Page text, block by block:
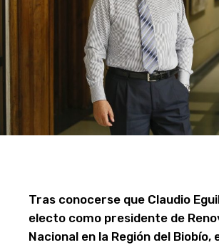
Tras conocerse que Claudio
electo como presidente de
Nacional en la Región del Biobío,